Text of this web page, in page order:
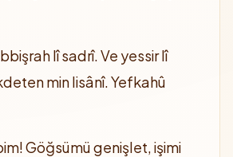
lî sadrî. Ve yessir lî
min lisânî. Yefkahû
Göğsümü genişlet, işimi